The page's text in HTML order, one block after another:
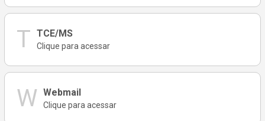
T TCE/MS
Clique para acessar
W Webmail
Clique para acessar